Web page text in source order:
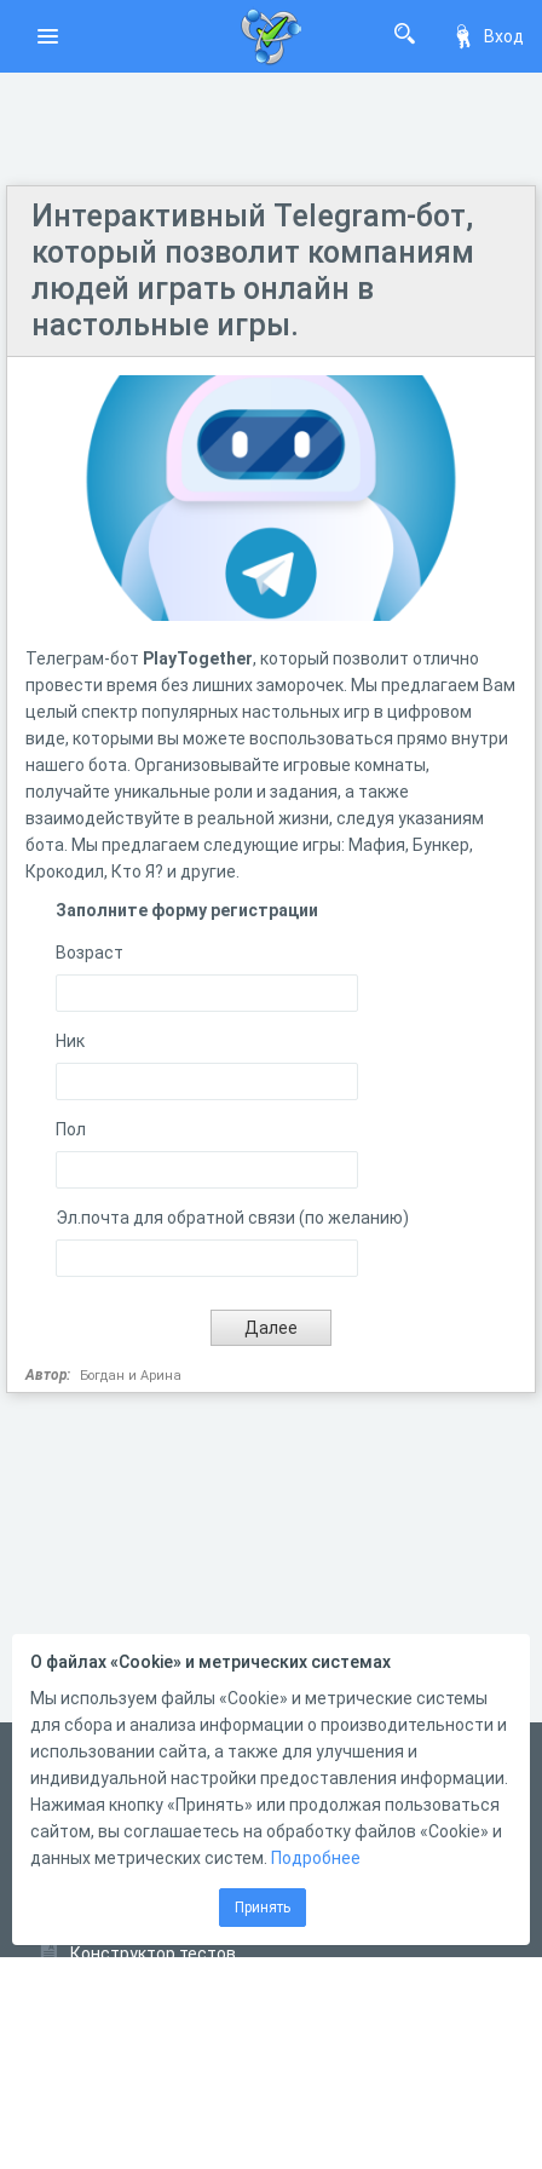
Вход
Интерактивный Telegram-бот,
который позволит компаниям
людей играть онлайн в
настольные игры.
Телеграм-бот PlayTogether, который позволит отлично
провести время без лишних заморочек. Мы предлагаем Вам
целый спектр популярных настольных игр в цифровом
виде, которыми вы можете воспользоваться прямо внутри
нашего бота. Организовывайте игровые комнаты,
получайте уникальные роли и задания, а также
взаимодействуйте в реальной жизни, следуя указаниям
бота. Мы предлагаем следующие игры: Мафия, Бункер,
Крокодил, Кто Я? и другие.
Заполните форму регистрации
Возраст
Ник
Пол
Эл.почта для обратной связи (по желанию)
Автор: Богдан и Арина
Русский
Справка
Форма обратной связи
Конструктор тестов
О файлах «Cookie» и метрических системах
Мы используем файлы «Cookie» и метрические системы
для сбора и анализа информации о производительности и
использовании сайта, а также для улучшения и
индивидуальной настройки предоставления информации.
Нажимая кнопку «Принять» или продолжая пользоваться
сайтом, вы соглашаетесь на обработку файлов «Cookie» и
данных метрических систем. Подробнее
Принять